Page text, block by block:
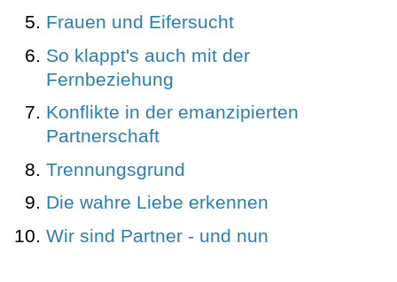
Frauen und Eifersucht
So klappt's auch mit der
Fernbeziehung
Konflikte in der emanzipierten
Partnerschaft
Trennungsgrund
Die wahre Liebe erkennen
Wir sind Partner - und nun